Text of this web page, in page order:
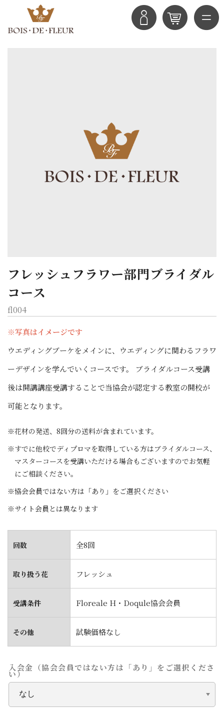
商品 募集中のレッス
ン
フレッシュフラワー部門ブライ
ダルコース
フレッシュフラワー部門ブライダル
コース
fl004
※写真はイメージです
ウエディングブーケをメインに、ウエディングに関わるフラワ
ーデザインを学んでいくコースです。 ブライダルコース受講
後は開講講座受講することで当協会が認定する教室の開校が
可能となります。
花材の発送、8回分の送料が含まれています。
すでに他校でディプロマを取得している方はブライダルコース、
マスターコースを受講いただける場合もございますのでお気軽
にご相談ください。
協会会員ではない方は「あり」をご選択ください
サイト会員とは異なります
回数 全8回
取り扱う花 フレッシュ
受講条件 Floreale H・Doqule協会会員
その他 試験価格なし
入会金（協会会員ではない方は「あり」をご選択くださ
い）